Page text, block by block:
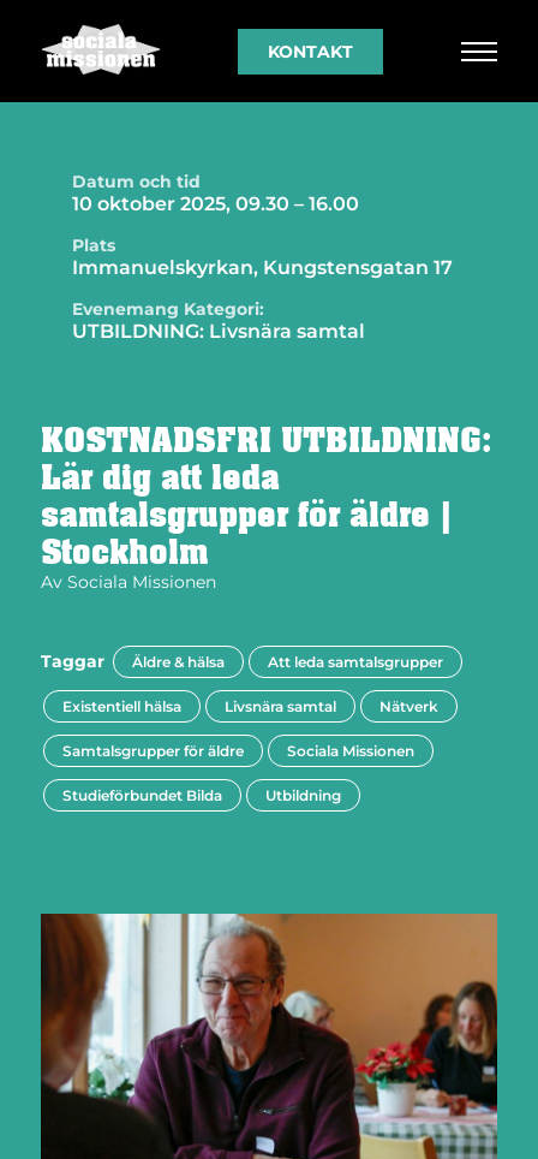
KONTAKT
Datum och tid
10 oktober 2025, 09.30 – 16.00
Plats
Immanuelskyrkan, Kungstensgatan 17
Evenemang Kategori:
UTBILDNING: Livsnära samtal
KOSTNADSFRI UTBILDNING:
Lär dig att leda
samtalsgrupper för äldre |
Stockholm
Av Sociala Missionen
Taggar Äldre & hälsa Att leda samtalsgrupper
Existentiell hälsa Livsnära samtal Nätverk
Samtalsgrupper för äldre Sociala Missionen
Studieförbundet Bilda Utbildning